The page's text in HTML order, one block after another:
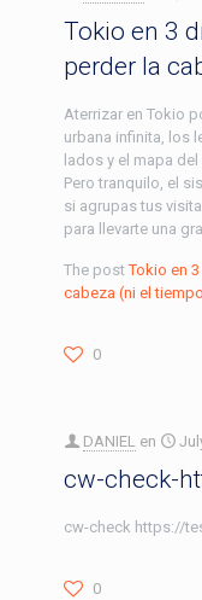
Tokio en 3
perder la
Aterrizar en Tokio
urbana infinita, los
lados y el mapa
Pero tranquilo, el
si agrupas tus
para llevarte una
The postTokio en
cabeza (ni el
0
DANIEL en
cw-check-
cw-check https://
0